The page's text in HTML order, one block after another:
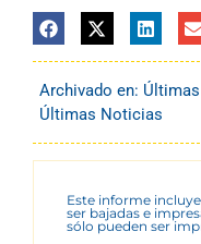
Archivado en:
Últimas Noticias
Este informe
ser bajadas e
sólo pueden ser